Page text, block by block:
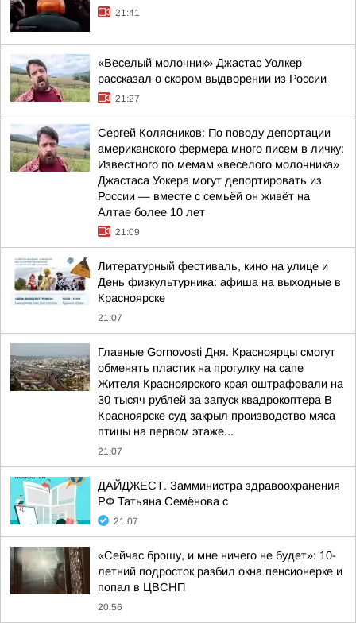
21:41
«Веселый молочник» Джастас Уолкер
рассказал о скором выдворении из России
21:27
Сергей Колясников: По поводу депортации
американского фермера много писем в личку:
Известного по мемам «весёлого молочника»
Джастаса Уокера могут депортировать из
России — вместе с семьёй он живёт на
Алтае более 10 лет
21:09
Литературный фестиваль, кино на улице и
День физкультурника: афиша на выходные в
Красноярске
21:07
Главные Gornovosti Дня. Красноярцы смогут
обменять пластик на прогулку на сапе
Жителя Красноярского края оштрафовали на
30 тысяч рублей за запуск квадрокоптера В
Красноярске суд закрыл производство мяса
птицы на первом этаже...
21:07
ДАЙДЖЕСТ. Замминистра здравоохранения
РФ Татьяна Семёнова с
21:07
«Сейчас брошу, и мне ничего не будет»: 10-
летний подросток разбил окна пенсионерке и
попал в ЦВСНП
20:56